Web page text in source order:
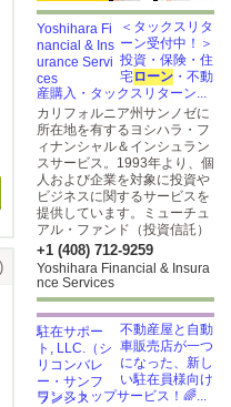
＜タックスリタ
ーン受付中！＞
投資・保険・住
宅ローン ・不動
産購入・タックスリターン...
カリフォルニア州サンノゼに
所在地を有するヨシハラ・フ
ィナンシャル＆インシュラン
スサービス。1993年より、個
人および企業を対象に投資や
ビジネスに関するサービスを
提供しています。ミューチュ
アル・ファンド（投資信託）
+1 (408) 712-9259
Yoshihara Financial & Insura
nce Services
不動産屋と自動
車販売店が一つ
になった、新し
い駐在員様向け
ワンストップサービス！🌈...